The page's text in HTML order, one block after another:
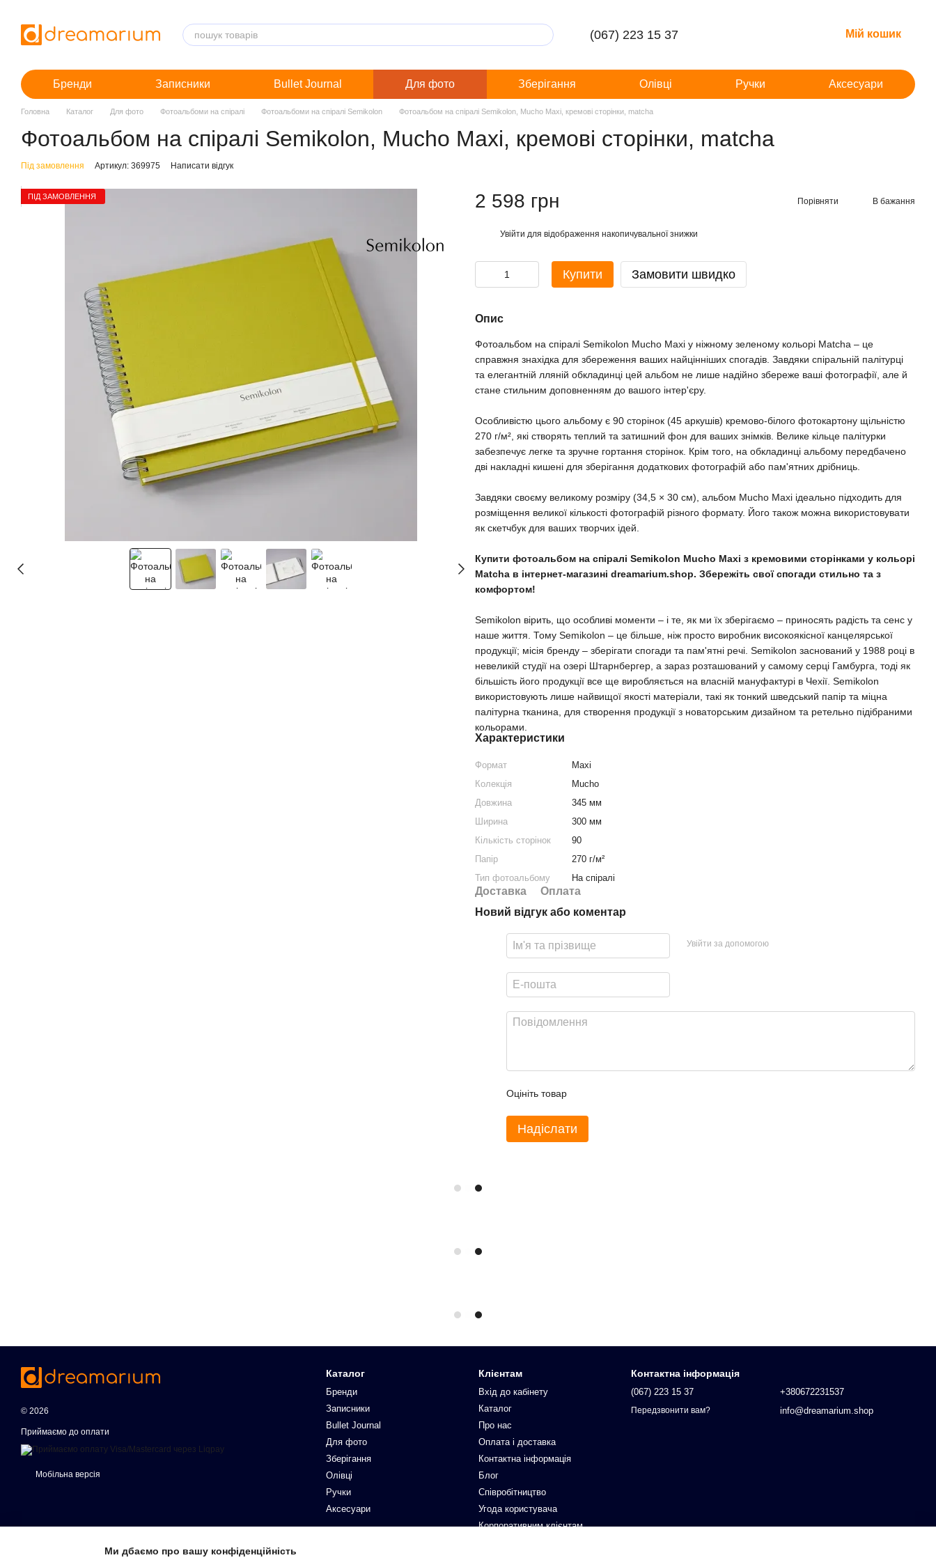
(067) 223 15 37 Мій кошик
Бренди Записники Bullet Journal Для фото Зберігання Олівці Ручки Аксесуари
Головна Каталог Для фото Фотоальбоми на спіралі Фотоальбоми на спіралі Semikolon Фотоальбом на спіралі Semikolon, Mucho Maxi, кремові сторінки, matcha
Фотоальбом на спіралі Semikolon, Mucho Maxi, кремові сторінки, matcha
Під замовлення Артикул: 369975 Написати відгук
ПІД ЗАМОВЛЕННЯ 2 598 грн Порівняти В бажання
Увійти для відображення накопичувальної знижки
Купити Замовити швидко
Опис
Фотоальбом на спіралі Semikolon Mucho Maxi у ніжному зеленому кольорі Matcha – це
справжня знахідка для збереження ваших найцінніших спогадів. Завдяки спіральній палітурці
та елегантній лляній обкладинці цей альбом не лише надійно збереже ваші фотографії, але й
стане стильним доповненням до вашого інтер'єру.
Особливістю цього альбому є 90 сторінок (45 аркушів) кремово-білого фотокартону щільністю
270 г/м², які створять теплий та затишний фон для ваших знімків. Велике кільце палітурки
забезпечує легке та зручне гортання сторінок. Крім того, на обкладинці альбому передбачено
дві накладні кишені для зберігання додаткових фотографій або пам'ятних дрібниць.
Завдяки своєму великому розміру (34,5 × 30 см), альбом Mucho Maxi ідеально підходить для
розміщення великої кількості фотографій різного формату. Його також можна використовувати
як скетчбук для ваших творчих ідей.
Купити фотоальбом на спіралі Semikolon Mucho Maxi з кремовими сторінками у кольорі
Matcha в інтернет-магазині dreamarium.shop. Збережіть свої спогади стильно та з
комфортом!
Semikolon вірить, що особливі моменти – і те, як ми їх зберігаємо – приносять радість та сенс у
наше життя. Тому Semikolon – це більше, ніж просто виробник високоякісної канцелярської
продукції; місія бренду – зберігати спогади та пам'ятні речі. Semikolon заснований у 1988 році в
невеликій студії на озері Штарнбергер, а зараз розташований у самому серці Гамбурга, тоді як
більшість його продукції все ще виробляється на власній мануфактурі в Чехії. Semikolon
використовують лише найвищої якості матеріали, такі як тонкий шведський папір та міцна
палітурна тканина, для створення продукції з новаторським дизайном та ретельно підібраними
кольорами.
Характеристики
Формат
Maxi
Колекція
Mucho
Довжина
345 мм
Ширина
300 мм
Кількість сторінок
90
Папір
270 г/м²
Тип фотоальбому
На спіралі
Доставка
Оплата
Новий відгук або коментар
Увійти за допомогою
Оцініть товар
Надіслати
© 2026
Приймаємо до оплати
Мобільна версія
Каталог
Бренди
Записники
Bullet Journal
Для фото
Зберігання
Олівці
Ручки
Аксесуари
Клієнтам
Вхід до кабінету
Каталог
Про нас
Оплата і доставка
Контактна інформація
Блог
Співробітництво
Угода користувача
Корпоративним клієнтам
Контактна інформація
(067) 223 15 37
Передзвонити вам?
+380672231537
info@dreamarium.shop
Ми дбаємо про вашу конфіденційність